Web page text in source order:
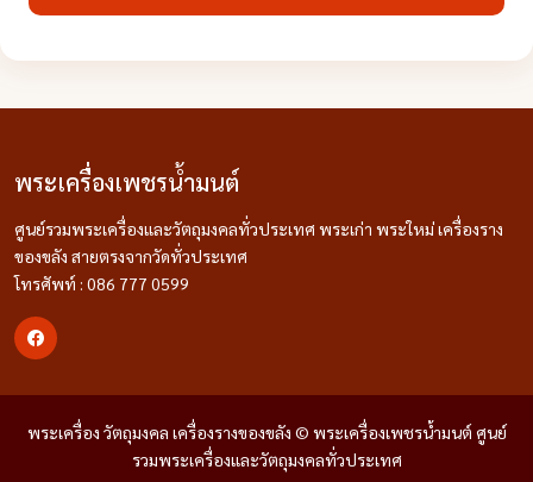
พระเครื่องเพชรน้ำมนต์
ศูนย์รวมพระเครื่องและวัตถุมงคลทั่วประเทศ พระเก่า พระใหม่ เครื่องราง
ของขลัง สายตรงจากวัดทั่วประเทศ
โทรศัพท์ : 086 777 0599
พระเครื่อง วัตถุมงคล เครื่องรางของขลัง © พระเครื่องเพชรน้ำมนต์ ศูนย์
รวมพระเครื่องและวัตถุมงคลทั่วประเทศ